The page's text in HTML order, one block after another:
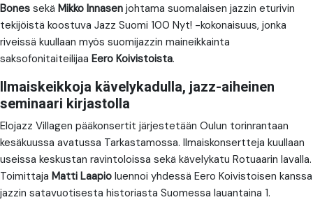
Bones sekä Mikko Innasen johtama suomalaisen jazzin eturivin
tekijöistä koostuva Jazz Suomi 100 Nyt! -kokonaisuus, jonka
riveissä kuullaan myös suomijazzin maineikkainta
saksofonitaiteilijaa Eero Koivistoista.
Ilmaiskeikkoja kävelykadulla, jazz-aiheinen
seminaari kirjastolla
Elojazz Villagen pääkonsertit järjestetään Oulun torinrantaan
kesäkuussa avatussa Tarkastamossa. Ilmaiskonsertteja kuullaan
useissa keskustan ravintoloissa sekä kävelykatu Rotuaarin lavalla.
Toimittaja Matti Laapio luennoi yhdessä Eero Koivistoisen kanssa
jazzin satavuotisesta historiasta Suomessa lauantaina 1.